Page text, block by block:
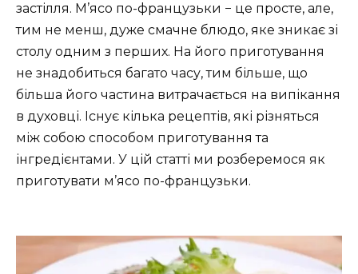
застілля. М’ясо по-французьки − це просте, але,
тим не менш, дуже смачне блюдо, яке зникає зі
столу одним з перших. На його приготування
не знадобиться багато часу, тим більше, що
більша його частина витрачається на випікання
в духовці. Існує кілька рецептів, які різняться
між собою способом приготування та
інгредієнтами. У цій статті ми розберемося як
приготувати м’ясо по-французьки.